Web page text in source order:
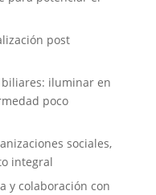
post
iluminar en
poco
sociales,
integral
y colaboración con